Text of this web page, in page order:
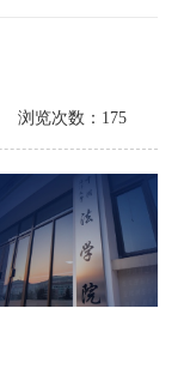
浏览次数： 175